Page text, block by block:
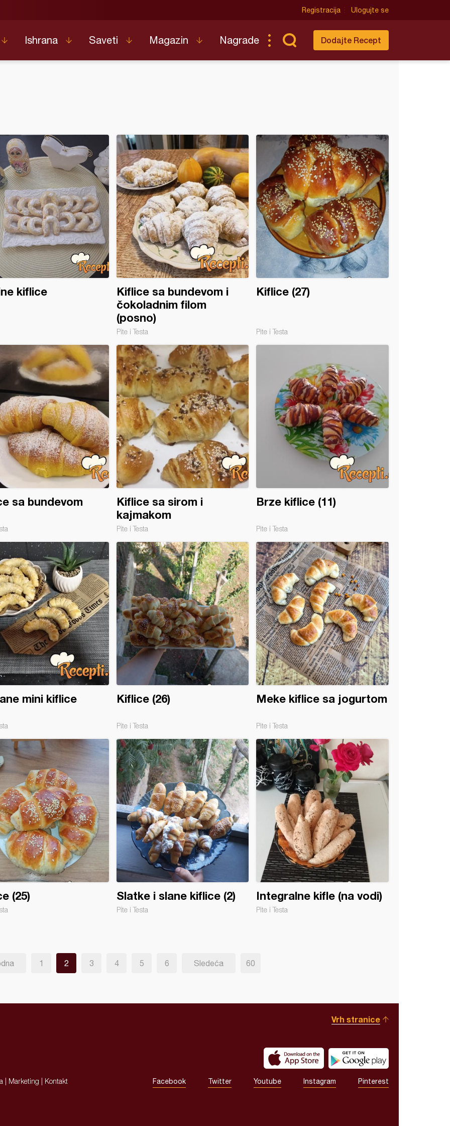
Registracija Ulogujte se
Ishrana Saveti Magazin Nagrade Dodajte Recept
kiflice
Kiflice sa bundevom i
čokoladnim filom
(posno)
Pite i Testa
Kiflice (27)
Pite i Testa
sa bundevom
Kiflice sa sirom i
kajmakom
Pite i Testa
Brze kiflice (11)
Pite i Testa
mini kiflice Kiflice (26)
Pite i Testa
Meke kiflice sa jogurtom
Pite i Testa
(25) Slatke i slane kiflice (2)
Pite i Testa
Integralne kifle (na vodi)
Pite i Testa
1 2 3 4 5 6 Sledeća 60
Vrh stranice
Marketing Kontakt Facebook Twitter Youtube Instagram Pinterest